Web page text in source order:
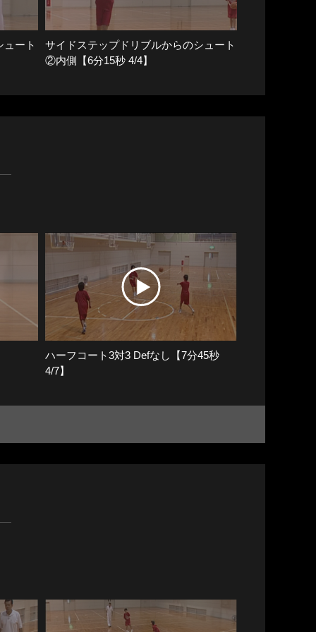
ート
サイドステップドリブルからのシュート
②内側【6分15秒 4/4】
ハーフコート3対3 Defなし【7分45秒
4/7】